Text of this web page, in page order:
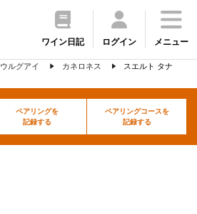
ワイン日記 ログイン メニュー
ウルグアイ カネロネス スエルト タナ
ペアリングを
記録する
ペアリングコースを
記録する